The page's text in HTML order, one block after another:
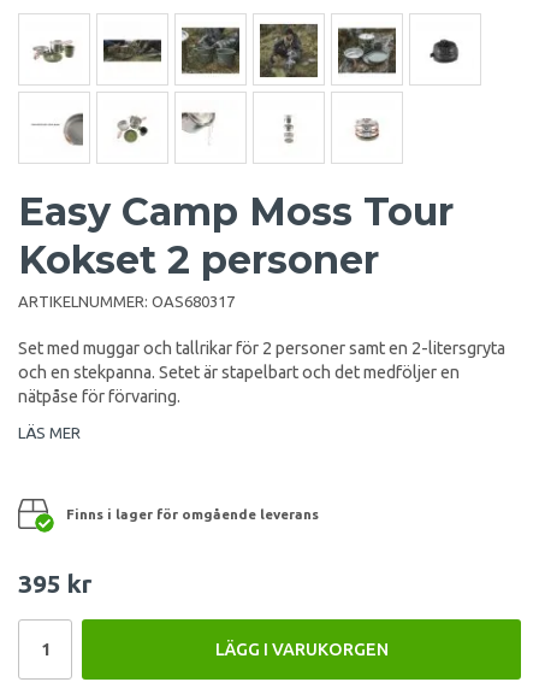
Easy Camp Moss Tour
Kokset 2 personer
ARTIKELNUMMER: OAS680317
Set med muggar och tallrikar för 2 personer samt en 2-litersgryta
och en stekpanna. Setet är stapelbart och det medföljer en
nätpåse för förvaring.
LÄS MER
Finns i lager för omgående leverans
395 kr
LÄGG I VARUKORGEN